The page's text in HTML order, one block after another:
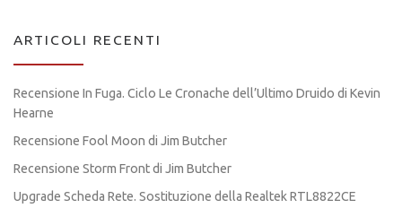
ARTICOLI RECENTI
Recensione In Fuga. Ciclo Le Cronache dell’Ultimo Druido di Kevin
Hearne
Recensione Fool Moon di Jim Butcher
Recensione Storm Front di Jim Butcher
Upgrade Scheda Rete. Sostituzione della Realtek RTL8822CE